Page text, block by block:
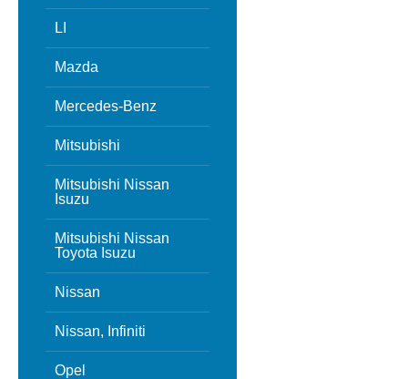
LI
Mazda
Mercedes-Benz
Mitsubishi
Mitsubishi Nissan
Isuzu
Mitsubishi Nissan
Toyota Isuzu
Nissan
Nissan, Infiniti
Opel